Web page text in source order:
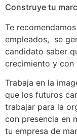
Construye tu
Te
empleados, se
candidato saber
crecimiento y con
Trabaja en la
que los futuros
trabajar para la
con presencia en
tu empresa de